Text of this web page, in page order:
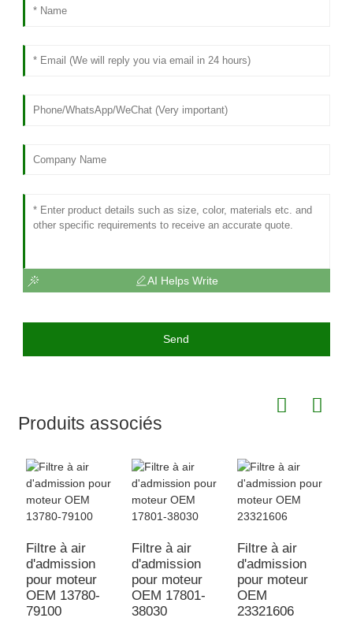
AI Helps Write
Send
Produits associés
Filtre à air
d'admission
pour moteur
OEM 13780-
79100
Filtre à air
d'admission
pour moteur
OEM 17801-
38030
Filtre à air
d'admission
pour moteur
OEM
23321606